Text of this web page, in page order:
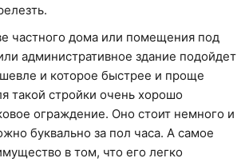
частного дома или помещения под
административное здание подойдет
и которое быстрее и проще
такой стройки очень хорошо
ограждение. Оно стоит немного и
буквально за пол часа. А самое
в том, что его легко